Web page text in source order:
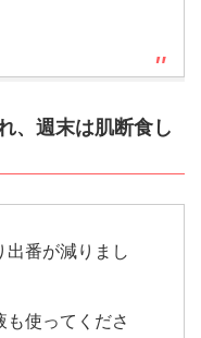
、週末は肌断食し
出番が減りまし
も使ってくださ